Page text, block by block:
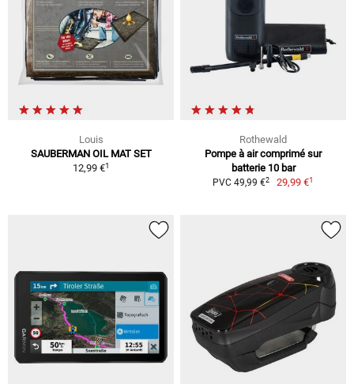
Louis
SAUBERMAN OIL MAT SET
12,99 €1
Rothewald
Pompe à air comprimé sur
batterie 10 bar
PVC 49,99 €2 29,99 €1